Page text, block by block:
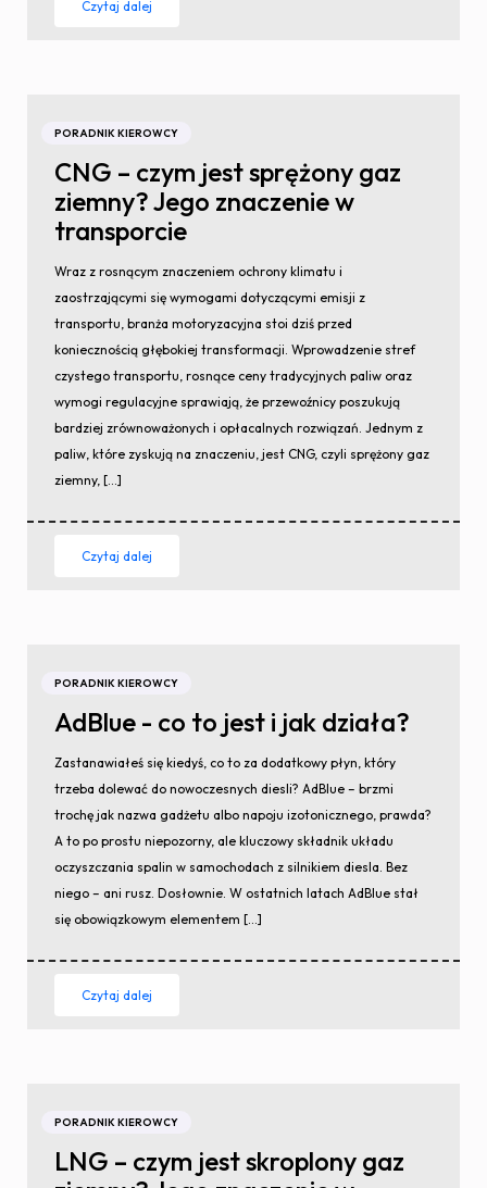
Czytaj dalej
PORADNIK KIEROWCY
CNG – czym jest sprężony gaz
ziemny? Jego znaczenie w
transporcie
Wraz z rosnącym znaczeniem ochrony klimatu i
zaostrzającymi się wymogami dotyczącymi emisji z
transportu, branża motoryzacyjna stoi dziś przed
koniecznością głębokiej transformacji. Wprowadzenie stref
czystego transportu, rosnące ceny tradycyjnych paliw oraz
wymogi regulacyjne sprawiają, że przewoźnicy poszukują
bardziej zrównoważonych i opłacalnych rozwiązań. Jednym z
paliw, które zyskują na znaczeniu, jest CNG, czyli sprężony gaz
ziemny, […]
Czytaj dalej
PORADNIK KIEROWCY
AdBlue - co to jest i jak działa?
Zastanawiałeś się kiedyś, co to za dodatkowy płyn, który
trzeba dolewać do nowoczesnych diesli? AdBlue – brzmi
trochę jak nazwa gadżetu albo napoju izotonicznego, prawda?
A to po prostu niepozorny, ale kluczowy składnik układu
oczyszczania spalin w samochodach z silnikiem diesla. Bez
niego – ani rusz. Dosłownie. W ostatnich latach AdBlue stał
się obowiązkowym elementem […]
Czytaj dalej
PORADNIK KIEROWCY
LNG – czym jest skroplony gaz